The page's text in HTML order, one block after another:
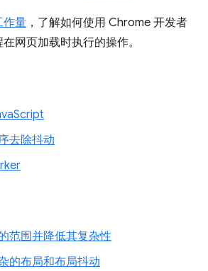
作量 ，了解如何使用 Chrome 开发者
网页加载时执行的操作。
去除抖动
范围并降低其复杂性
的布局和布局抖动